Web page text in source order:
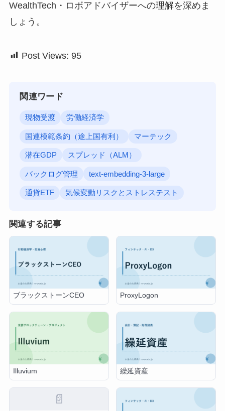
WealthTech・ロボアドバイザーへの理解を深めま
しょう。
Post Views: 95
関連ワード
現物受渡 労働経済学
国連模範条約（途上国有利） マーテック
潜在GDP スプレッド（ALM）
バックログ管理 text-embedding-3-large
通貨ETF 気候変動リスクとストレステスト
関連する記事
ブラックストーンCEO ProxyLogon
Illuvium 繰延資産
📄